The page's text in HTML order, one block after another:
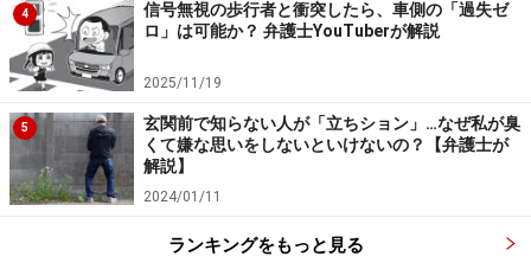
だ一般に公開されていないタイミングで入手した場合に
は、株の売買をする前にひとまず弁護士等の専門家に相
談する！ということを心に留めておけばＯＫでしょう。
友達からの株情報で大もうけは、インサイダーになっち
ゃうの？結論は次のページ
※記事内容は執筆時点のものです。最新の内容をご確認くださ
4
信号無視の歩行者と衝突したら、車側の「過失ゼ
ロ」は可能か？ 弁護士YouTuberが解説
2025/11/19
5
玄関前で知らない人が「立ちション」…なぜ私が臭
くて嫌な思いをしないといけないの？【弁護士が
解説】
2024/01/11
ランキングをもっと見る